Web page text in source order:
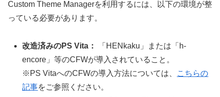
Custom Theme Managerを利用するには、以下の環境が整
っている必要があります。
改造済みのPS Vita：
「HENkaku」または「h-
encore」等のCFWが導入されていること。
※PS VitaへのCFWの導入方法については、
こちらの
記事をご参照ください。